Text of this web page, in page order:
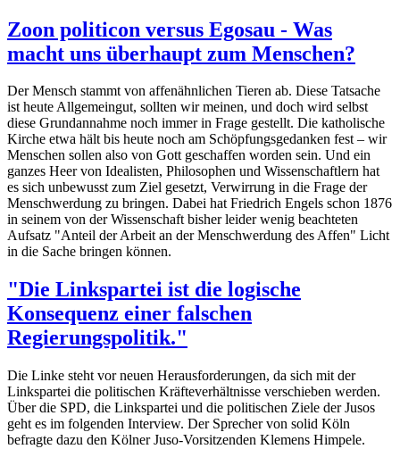
Zoon politicon versus Egosau - Was
macht uns überhaupt zum Menschen?
Der Mensch stammt von affenähnlichen Tieren ab. Diese Tatsache
ist heute Allgemeingut, sollten wir meinen, und doch wird selbst
diese Grundannahme noch immer in Frage gestellt. Die katholische
Kirche etwa hält bis heute noch am Schöpfungsgedanken fest – wir
Menschen sollen also von Gott geschaffen worden sein. Und ein
ganzes Heer von Idealisten, Philosophen und Wissenschaftlern hat
es sich unbewusst zum Ziel gesetzt, Verwirrung in die Frage der
Menschwerdung zu bringen. Dabei hat Friedrich Engels schon 1876
in seinem von der Wissenschaft bisher leider wenig beachteten
Aufsatz "Anteil der Arbeit an der Menschwerdung des Affen" Licht
in die Sache bringen können.
"Die Linkspartei ist die logische
Konsequenz einer falschen
Regierungspolitik."
Die Linke steht vor neuen Herausforderungen, da sich mit der
Linkspartei die politischen Kräfteverhältnisse verschieben werden.
Über die SPD, die Linkspartei und die politischen Ziele der Jusos
geht es im folgenden Interview. Der Sprecher von solid Köln
befragte dazu den Kölner Juso-Vorsitzenden Klemens Himpele.